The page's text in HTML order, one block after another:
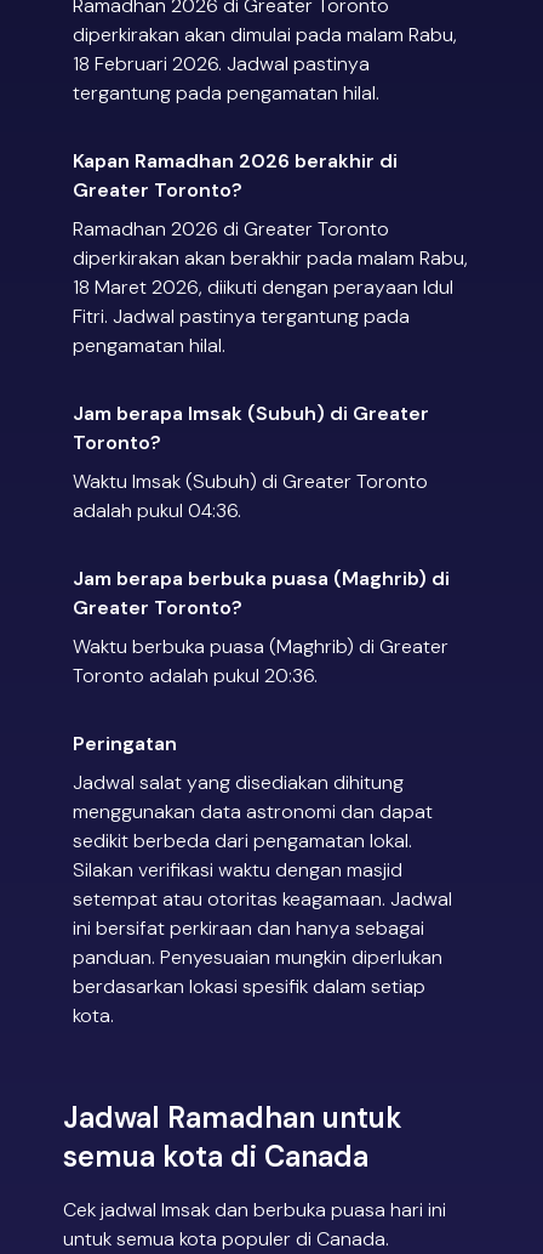
Ramadhan 2026 di Greater Toronto
diperkirakan akan dimulai pada malam Rabu,
18 Februari 2026. Jadwal pastinya
tergantung pada pengamatan hilal.
Kapan Ramadhan 2026 berakhir di
Greater Toronto?
Ramadhan 2026 di Greater Toronto
diperkirakan akan berakhir pada malam Rabu,
18 Maret 2026, diikuti dengan perayaan Idul
Fitri. Jadwal pastinya tergantung pada
pengamatan hilal.
Jam berapa Imsak (Subuh) di Greater
Toronto?
Waktu Imsak (Subuh) di Greater Toronto
adalah pukul 04:36.
Jam berapa berbuka puasa (Maghrib) di
Greater Toronto?
Waktu berbuka puasa (Maghrib) di Greater
Toronto adalah pukul 20:36.
Peringatan
Jadwal salat yang disediakan dihitung
menggunakan data astronomi dan dapat
sedikit berbeda dari pengamatan lokal.
Silakan verifikasi waktu dengan masjid
setempat atau otoritas keagamaan. Jadwal
ini bersifat perkiraan dan hanya sebagai
panduan. Penyesuaian mungkin diperlukan
berdasarkan lokasi spesifik dalam setiap
kota.
Jadwal Ramadhan untuk
semua kota di Canada
Cek jadwal Imsak dan berbuka puasa hari ini
untuk semua kota populer di Canada.